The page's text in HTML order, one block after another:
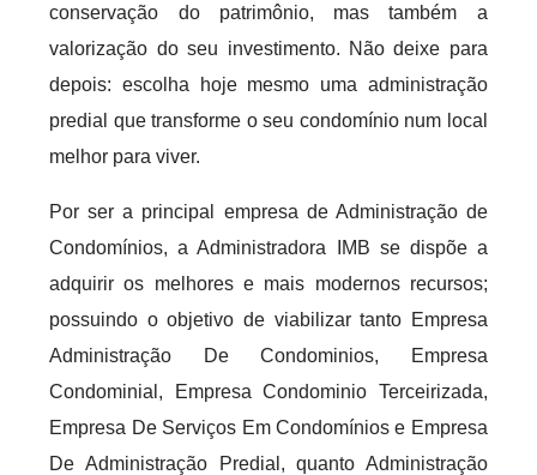
conservação do patrimônio, mas também a
valorização do seu investimento. Não deixe para
depois: escolha hoje mesmo uma administração
predial que transforme o seu condomínio num local
melhor para viver.
Por ser a principal empresa de Administração de
Condomínios, a Administradora IMB se dispõe a
adquirir os melhores e mais modernos recursos;
possuindo o objetivo de viabilizar tanto Empresa
Administração De Condominios, Empresa
Condominial, Empresa Condominio Terceirizada,
Empresa De Serviços Em Condomínios e Empresa
De Administração Predial, quanto Administração